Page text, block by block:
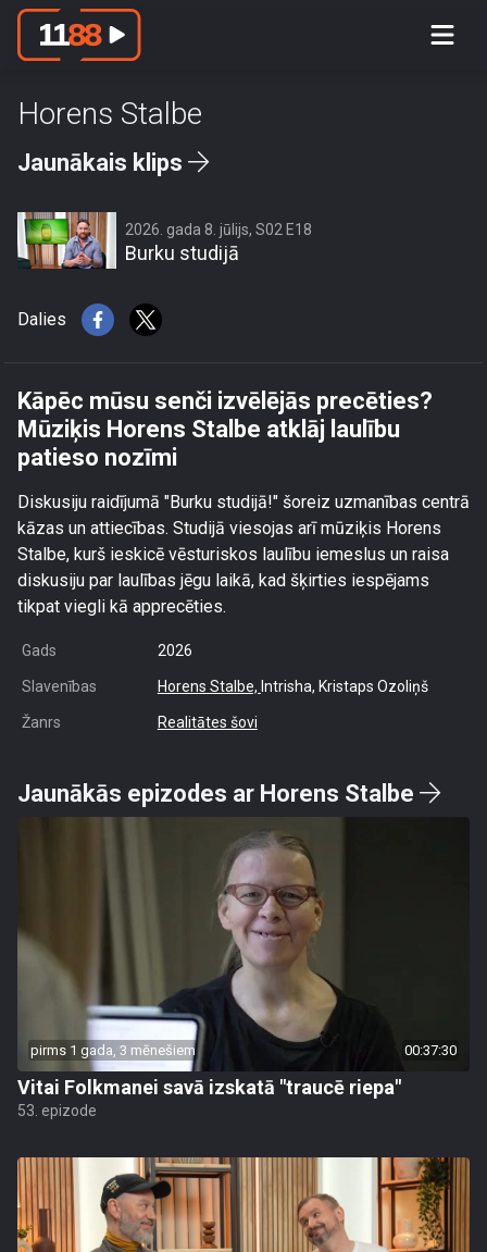
Horens Stalbe
Jaunākais klipsKāpēc mūsu senči izvēlējās
atklāj laulību patieso nozīmi
2026. gada 8. jūlijs, S02 E18
Burku studijā
Dalies
Kāpēc mūsu senči izvēlējās precēties?
Mūziķis Horens Stalbe atklāj laulību
patieso nozīmi
Diskusiju raidījumā "Burku studijā!" šoreiz uzmanības centrā
kāzas un attiecības. Studijā viesojas arī mūziķis Horens
Stalbe, kurš ieskicē vēsturiskos laulību iemeslus un raisa
diskusiju par laulības jēgu laikā, kad šķirties iespējams
tikpat viegli kā apprecēties.
Gads 2026
Slavenības Horens Stalbe, Intrisha, Kristaps Ozoliņš
Žanrs Realitātes šovi
Jaunākās epizodes ar Horens Stalbe
pirms 1 gada, 3 mēnešiem 00:37:30
Vitai Folkmanei savā izskatā "traucē riepa"
53. epizode